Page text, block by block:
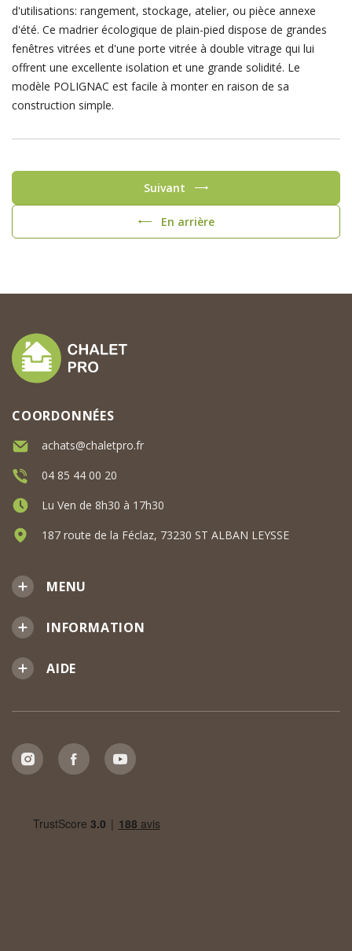
d'utilisations: rangement, stockage, atelier, ou pièce annexe
d'été. Ce madrier écologique de plain-pied dispose de grandes
fenêtres vitrées et d'une porte vitrée à double vitrage qui lui
offrent une excellente isolation et une grande solidité. Le
modèle POLIGNAC est facile à monter en raison de sa
construction simple.
En arrière
Suivant
MENU
INFORMATION
AIDE
COORDONNÉES
achats@chaletpro.fr
04 85 44 00 20
Lu Ven de 8h30 à 17h30
187 route de la Féclaz, 73230 ST ALBAN LEYSSE